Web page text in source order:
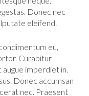
Donec nec
eleifend.
eu,
Curabitur
imperdiet in.
Donec accumsan
nec. Praesent